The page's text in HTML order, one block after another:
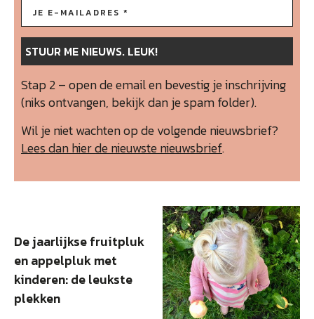
Stap 2 – open de email en bevestig je inschrijving
(niks ontvangen, bekijk dan je spam folder).
Wil je niet wachten op de volgende nieuwsbrief?
Lees dan hier de nieuwste nieuwsbrief.
De jaarlijkse fruitpluk
en appelpluk met
kinderen: de leukste
plekken